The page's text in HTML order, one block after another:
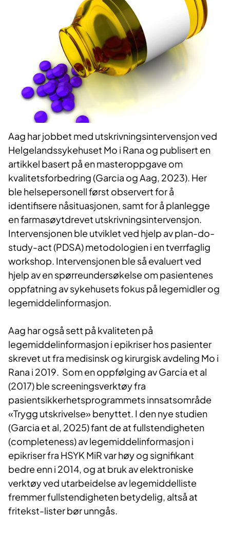
Aag har jobbet med utskrivningsintervensjon ved
Helgelandssykehuset Mo i Rana og publisert en
artikkel basert på en masteroppgave om
kvalitetsforbedring (Garcia og Aag, 2023). Her
ble helsepersonell først observert for å
identifisere nåsituasjonen, samt for å planlegge
en farmasøytdrevet utskrivningsintervensjon.
Intervensjonen ble utviklet ved hjelp av plan-do-
study-act (PDSA) metodologien i en tverrfaglig
workshop. Intervensjonen ble så evaluert ved
hjelp av en spørreundersøkelse om pasientenes
oppfatning av sykehusets fokus på legemidler og
legemiddelinformasjon.
Aag har også sett på kvaliteten på
legemiddelinformasjon i epikriser hos pasienter
skrevet ut fra medisinsk og kirurgisk avdeling Mo i
Rana i 2019. Som en oppfølging av Garcia et al
(2017) ble screeningsverktøy fra
pasientsikkerhetsprogrammets innsatsområde
«Trygg utskrivelse» benyttet. I den nye studien
(Garcia et al, 2025) fant de at fullstendigheten
(completeness) av legemiddelinformasjon i
epikriser fra HSYK MiR var høy og signifikant
bedre enn i 2014, og at bruk av elektroniske
verktøy ved utarbeidelse av legemiddelliste
fremmer fullstendigheten betydelig, altså at
fritekst-lister bør unngås.